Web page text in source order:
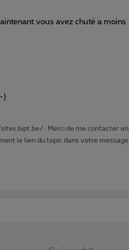
vous avez chuté a moins
)
. Merci de me contacter en
le lien du topic dans votre message